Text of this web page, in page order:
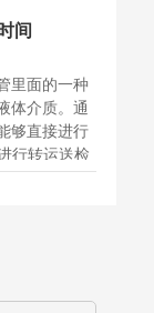
间
里面的一种
体介质。通
够直接进行
行转运送检